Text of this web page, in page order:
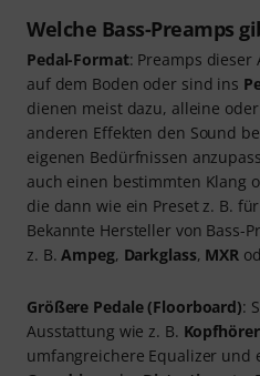
Welche Bass-Preamps
Pedal-Format: Preamps dieser
auf dem Boden oder sind ins
dienen meist dazu, alleine
anderen Effekten den Sound
eigenen Bedürfnissen
auch einen bestimmten Klang
die dann wie ein Preset z. B.
Bekannte Hersteller von Bass-
z. B.Ampeg, Darkglass, MXR
Größere Pedale (Floorboard):
Ausstattung wie z. B.
umfangreichere Equalizer und